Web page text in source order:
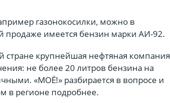
газонокосилки, можно в
продаже имеется бензин марки АИ-92.
крупнейшая нефтяная компания
не более 20 литров бензина на
«МОЁ!» разбирается в вопросе и
в регионе подробнее.